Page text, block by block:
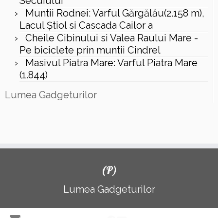
Muntii Rodnei: Varful Gărgălău(2.158 m),
Lacul Ştiol si Cascada Cailor a
Cheile Cibinului si Valea Raului Mare -
Pe biciclete prin muntii Cindrel
Masivul Piatra Mare: Varful Piatra Mare
(1.844)
Lumea Gadgeturilor
(P)
Lumea Gadgeturilor